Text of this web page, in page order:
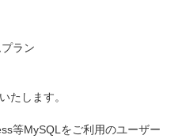
ラン
たします。
等MySQLをご利用のユーザー